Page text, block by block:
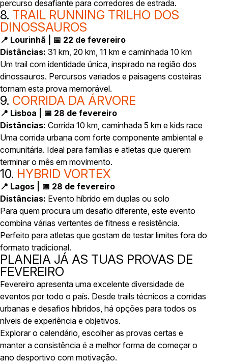
percurso desafiante para corredores de estrada.
8. TRAIL RUNNING TRILHO DOS
DINOSSAUROS
📍 Lourinhã | 📅 22 de fevereiro
Distâncias: 31 km, 20 km, 11 km e caminhada 10 km
Um trail com identidade única, inspirado na região dos
dinossauros. Percursos variados e paisagens costeiras
tornam esta prova memorável.
9. CORRIDA DA ÁRVORE
📍 Lisboa | 📅 28 de fevereiro
Distâncias: Corrida 10 km, caminhada 5 km e kids race
Uma corrida urbana com forte componente ambiental e
comunitária. Ideal para famílias e atletas que querem
terminar o mês em movimento.
10. HYBRID VORTEX
📍 Lagos | 📅 28 de fevereiro
Distâncias: Evento híbrido em duplas ou solo
Para quem procura um desafio diferente, este evento
combina várias vertentes de fitness e resistência.
Perfeito para atletas que gostam de testar limites fora do
formato tradicional.
PLANEIA JÁ AS TUAS PROVAS DE
FEVEREIRO
Fevereiro apresenta uma excelente diversidade de
eventos por todo o país. Desde trails técnicos a corridas
urbanas e desafios híbridos, há opções para todos os
níveis de experiência e objetivos.
Explorar o calendário, escolher as provas certas e
manter a consistência é a melhor forma de começar o
ano desportivo com motivação.